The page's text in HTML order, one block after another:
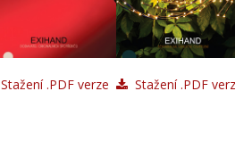
Stažení .PDF verze Stažení .PDF